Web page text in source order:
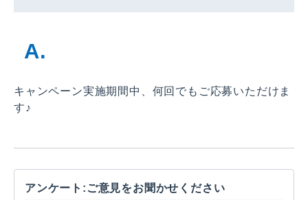
キャンペーン実施期間中、何回でもご応募いただけま
す♪
アンケート:ご意見をお聞かせください